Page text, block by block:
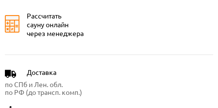
Рассчитать
сауну онлайн
через менеджера
Доставка
по СПб и Лен. обл.
по РФ (до трансп. комп.)